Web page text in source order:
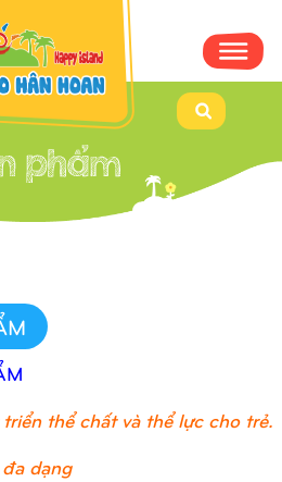
thể chất và thể lực cho trẻ.
đa dạng